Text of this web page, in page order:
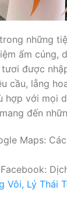
trong những
ấm cúng,
được
cầu, lẵng
hợp với mọi
đến
Maps:
Vôi, Lý Thái